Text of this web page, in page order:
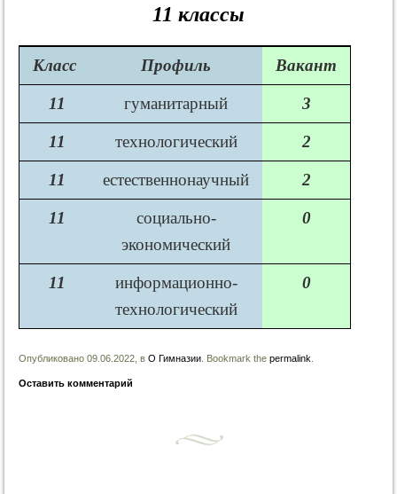
11 классы
Класс Профиль Вакант
11 гуманитарный 3
11 технологический 2
11 естественнонаучный 2
11
социально-
экономический
0
11
информационно-
технологический
0
Опубликовано 09.06.2022, вО Гимназии . Bookmark thepermalink
Оставить комментарий